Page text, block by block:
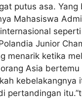
putus asa.
Mahasiswa
Junior
menarik ketika
Asia
pertandingan